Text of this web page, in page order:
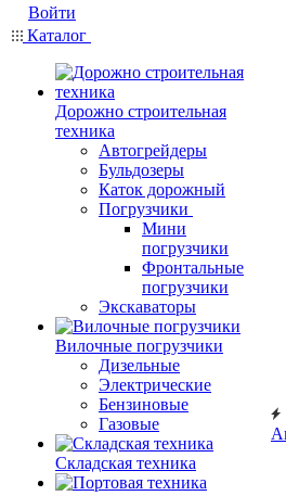
Войти
Каталог
Дорожно строительная
техника
Автогрейдеры
Бульдозеры
Каток дорожный
Погрузчики
Мини
погрузчики
Фронтальные
погрузчики
Экскаваторы
Вилочные погрузчики
Дизельные
Электрические
Бензиновые
Газовые
Складская техника